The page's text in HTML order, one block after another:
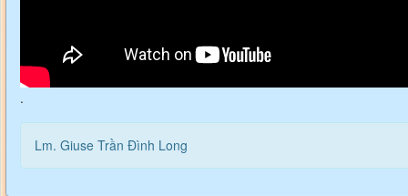
.
Lm. Giuse Trần Đình Long